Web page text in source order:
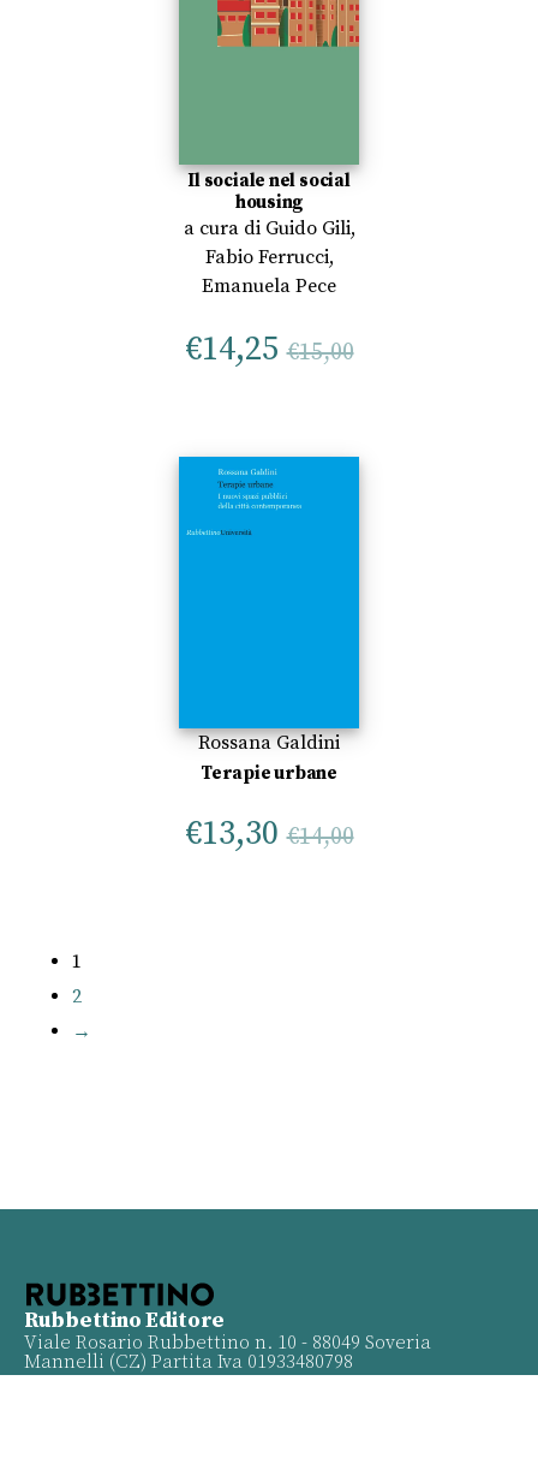
Il sociale nel social
housing
a cura di Guido Gili,
Fabio Ferrucci,
Emanuela Pece
€14,25 €15,00
Rossana Galdini
Terapie urbane
€13,30 €14,00
1
2
→
Rubbettino Editore
Viale Rosario Rubbettino n. 10 - 88049 Soveria
Mannelli (CZ) Partita Iva 01933480798